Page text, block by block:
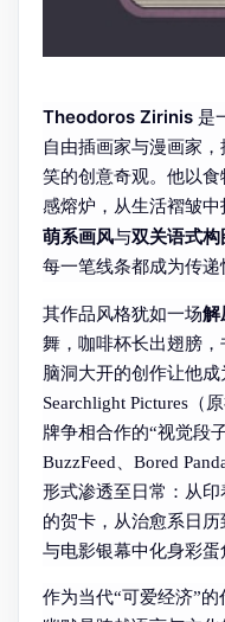
Theodoros Zirinis 是
自由插画家与漫画家
笑的创意奇观。他以
感熔炉，从生活褶皱
萌系画风与双关语式构
每一笔线条都成为传递
其作品风格犹如一场解
舞，咖啡杯长出翅膀
脑洞大开的创作让他成
Searchlight Pictures（
牌争相合作的“视觉段
BuzzFeed、Bored
形式渗透至日常：从
的贺卡，从治愈系日
与电影银幕中化身彩蛋
作为当代“可爱经济”